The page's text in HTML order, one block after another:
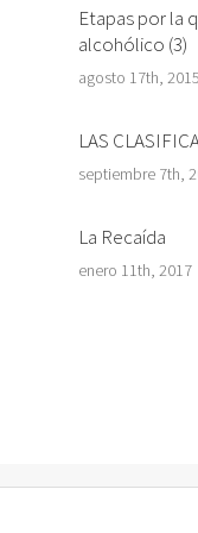
Etapas por la
alcohólico (3)
agosto 17th, 2015
LAS
septiembre 7th,
La Recaída
enero 11th, 2017